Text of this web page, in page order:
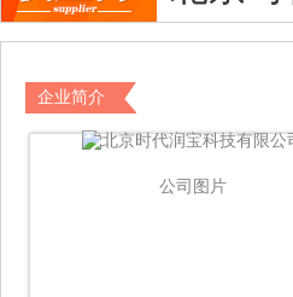
企业简介
公司图片